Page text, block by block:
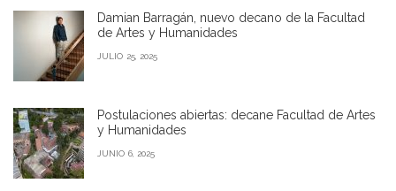
Damian Barragán, nuevo decano de la Facultad
de Artes y Humanidades
JULIO 25, 2025
Postulaciones abiertas: decane Facultad de Artes
y Humanidades
JUNIO 6, 2025